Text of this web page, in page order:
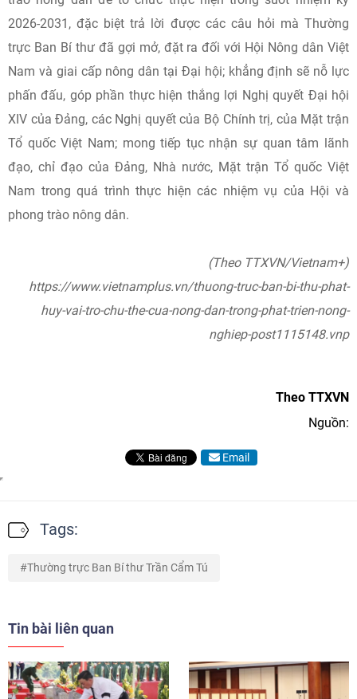
2026-2031, đặc biệt trả lời được các câu hỏi mà Thường
trực Ban Bí thư đã gợi mở, đặt ra đối với Hội Nông dân Việt
Nam và giai cấp nông dân tại Đại hội; khẳng định sẽ nỗ lực
phấn đấu, góp phần thực hiện thắng lợi Nghị quyết Đại hội
XIV của Đảng, các Nghị quyết của Bộ Chính trị, của Mặt trận
Tổ quốc Việt Nam; mong tiếp tục nhận sự quan tâm lãnh
đạo, chỉ đạo của Đảng, Nhà nước, Mặt trận Tổ quốc Việt
Nam trong quá trình thực hiện các nhiệm vụ của Hội và
phong trào nông dân.
(Theo TTXVN/Vietnam+)
https://www.vietnamplus.vn/thuong-truc-ban-bi-thu-phat-
huy-vai-tro-chu-the-cua-nong-dan-trong-phat-trien-nong-
nghiep-post1115148.vnp
Theo TTXVN
Nguồn:
Email
Tags:
Thường trực Ban Bí thư Trần Cẩm Tú
Tin bài liên quan